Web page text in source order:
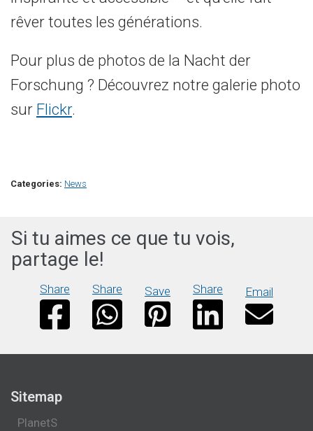
rêver toutes les générations.
Pour plus de photos de la Nacht der
Forschung ? Découvrez notre galerie photo
sur Flickr.
Categories: News
Si tu aimes ce que tu vois,
partage le!
Share Share Save Share Email
Sitemap
PlanetS